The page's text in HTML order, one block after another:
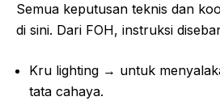
Semua keputusan teknis dan
di sini. Dari FOH, instruksi
Kru lighting → untuk
tata cahaya.